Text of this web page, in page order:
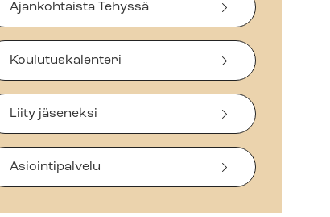
Ajankohtaista Tehyssä
Koulutuskalenteri
Liity jäseneksi
Asiointipalvelu